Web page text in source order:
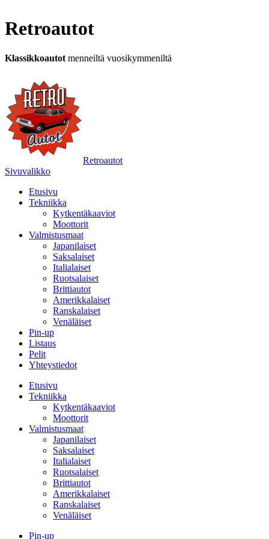
Retroautot
Klassikkoautot menneiltä vuosikymmeniltä
Retroautot
Sivuvalikko
Etusivu
Tekniikka
Kytkentäkaaviot
Moottorit
Valmistusmaat
Japanilaiset
Saksalaiset
Italialaiset
Ruotsalaiset
Brittiautot
Amerikkalaiset
Ranskalaiset
Venäläiset
Pin-up
Listaus
Pelit
Yhteystiedot
Etusivu
Tekniikka
Kytkentäkaaviot
Moottorit
Valmistusmaat
Japanilaiset
Saksalaiset
Italialaiset
Ruotsalaiset
Brittiautot
Amerikkalaiset
Ranskalaiset
Venäläiset
Pin-up